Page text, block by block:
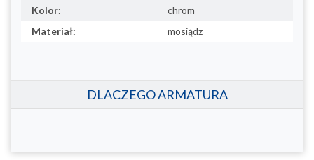
Kolor:
chrom
Materiał:
mosiądz
DLACZEGO ARMATURA